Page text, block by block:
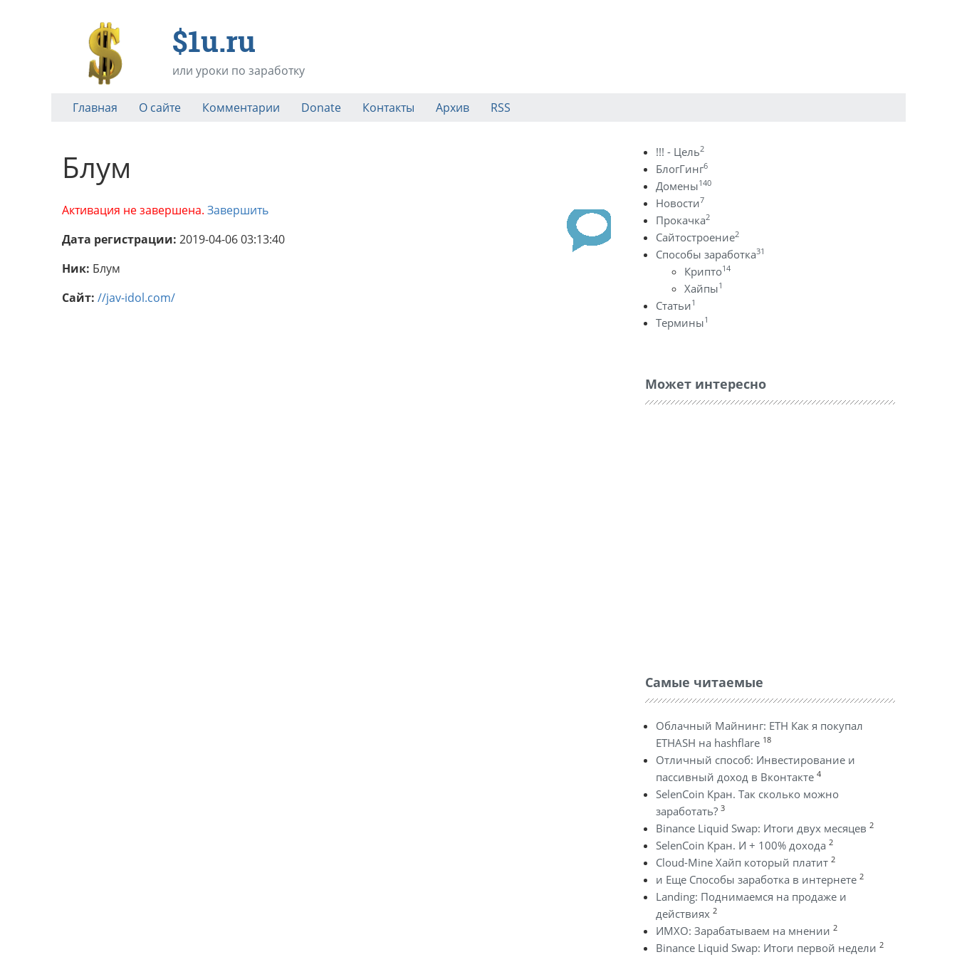
$1u.ru
или уроки по заработку
Главная О сайте Комментарии Donate Контакты Архив RSS
Блум
Активация не завершена. Завершить
Дата регистрации: 2019-04-06 03:13:40
Ник: Блум
Сайт: //jav-idol.com/
!!! - Цель2
БлогГинг6
Домены140
Новости7
Прокачка2
Сайтостроение2
Способы заработка31
Крипто14
Хайпы1
Статьи1
Термины1
Может интересно
Самые читаемые
Облачный Майнинг: ETH Как я покупал
ETHASH на hashflare 18
Отличный способ: Инвестирование и
пассивный доход в Вконтакте 4
SelenCoin Кран. Так сколько можно
заработать? 3
Binance Liquid Swap: Итоги двух месяцев 2
SelenCoin Кран. И + 100% дохода 2
Cloud-Mine Хайп который платит 2
и Еще Способы заработка в интернете 2
Landing: Поднимаемся на продаже и
действиях 2
ИМХО: Зарабатываем на мнении 2
Binance Liquid Swap: Итоги первой недели 2